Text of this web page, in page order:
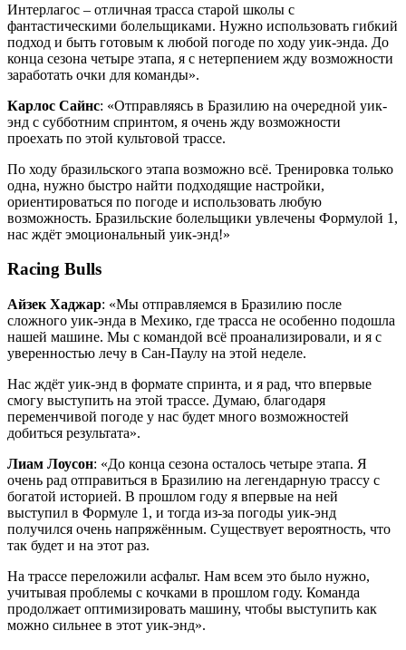
Интерлагос – отличная трасса старой школы с
фантастическими болельщиками. Нужно использовать гибкий
подход и быть готовым к любой погоде по ходу уик-энда. До
конца сезона четыре этапа, я с нетерпением жду возможности
заработать очки для команды».
Карлос Сайнс: «Отправляясь в Бразилию на очередной уик-
энд с субботним спринтом, я очень жду возможности
проехать по этой культовой трассе.
По ходу бразильского этапа возможно всё. Тренировка только
одна, нужно быстро найти подходящие настройки,
ориентироваться по погоде и использовать любую
возможность. Бразильские болельщики увлечены Формулой 1,
нас ждёт эмоциональный уик-энд!»
Racing Bulls
Айзек Хаджар: «Мы отправляемся в Бразилию после
сложного уик-энда в Мехико, где трасса не особенно подошла
нашей машине. Мы с командой всё проанализировали, и я с
уверенностью лечу в Сан-Паулу на этой неделе.
Нас ждёт уик-энд в формате спринта, и я рад, что впервые
смогу выступить на этой трассе. Думаю, благодаря
переменчивой погоде у нас будет много возможностей
добиться результата».
Лиам Лоусон: «До конца сезона осталось четыре этапа. Я
очень рад отправиться в Бразилию на легендарную трассу с
богатой историей. В прошлом году я впервые на ней
выступил в Формуле 1, и тогда из-за погоды уик-энд
получился очень напряжённым. Существует вероятность, что
так будет и на этот раз.
На трассе переложили асфальт. Нам всем это было нужно,
учитывая проблемы с кочками в прошлом году. Команда
продолжает оптимизировать машину, чтобы выступить как
можно сильнее в этот уик-энд».